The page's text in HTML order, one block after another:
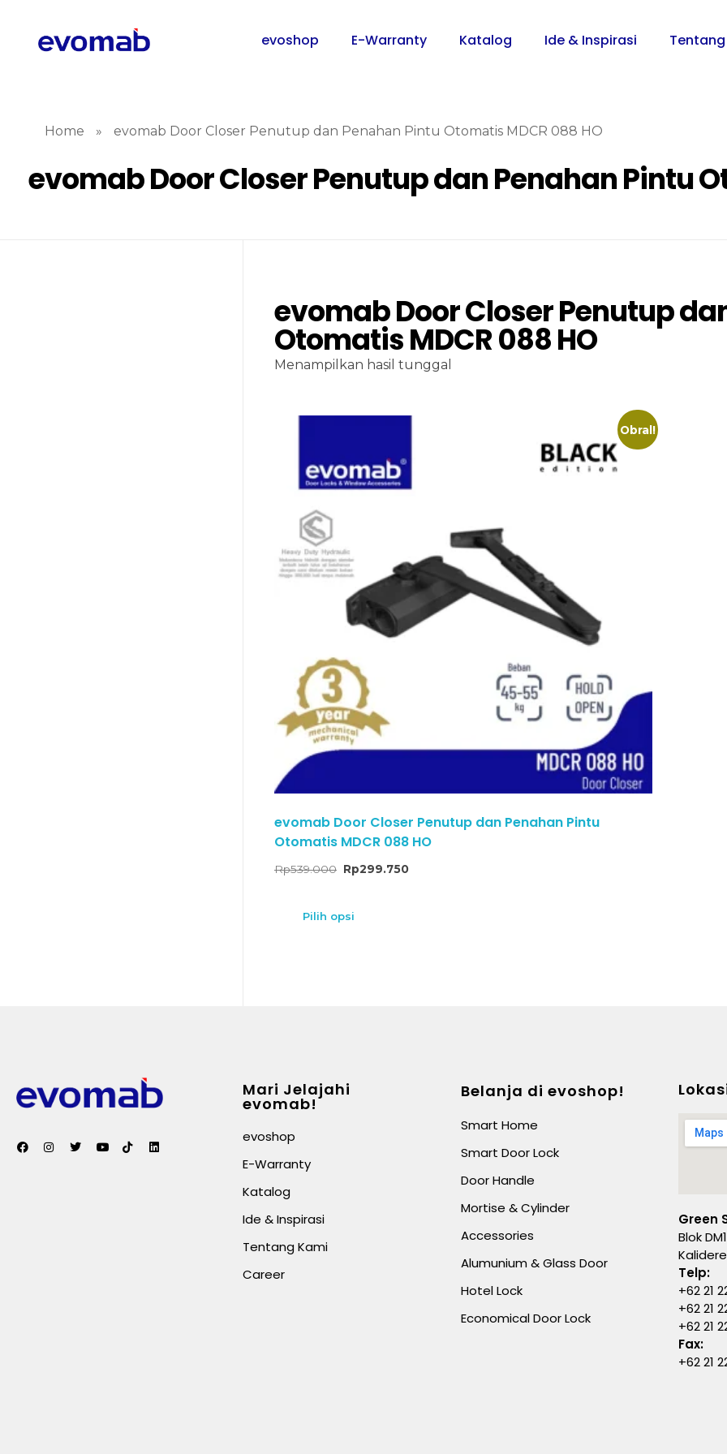
evoshop E-Warranty Katalog Ide & Inspirasi
Home » evomab Door Closer Penutup dan Penahan Pintu Otomatis MDCR 088 HO
evomab Door Closer Penutup dan Penahan Pintu
evomab Door Closer Penutup
Otomatis MDCR 088 HO
Menampilkan hasil tunggal
Obral!
evomab Door Closer Penutup dan Penahan Pintu
Otomatis MDCR 088 HO
Rp539.000 Rp299.750
Pilih opsi
Mari Jelajahi
evomab!
evoshop
E-Warranty
Katalog
Ide & Inspirasi
Tentang Kami
Career
Belanja di evoshop!
Smart Home
Smart Door Lock
Door Handle
Mortise & Cylinder
Accessories
Alumunium & Glass Door
Hotel Lock
Economical Door Lock
Green
Blok
Telp:
+62 21
+62 21
+62 21
Fax:
+62 21